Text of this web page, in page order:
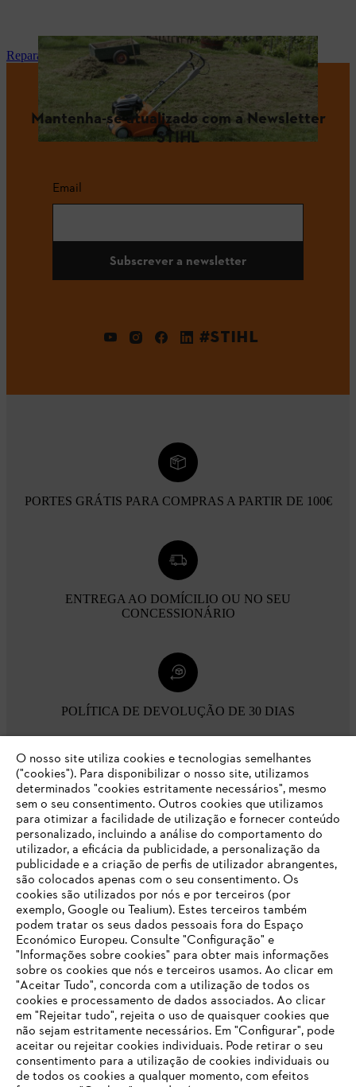
Reparação e manutenção
Mantenha-se atualizado com a Newsletter
STIHL
Email
Subscrever a newsletter
#STIHL
PORTES GRÁTIS PARA COMPRAS A PARTIR DE 100€
ENTREGA AO DOMÍCILIO OU NO SEU
CONCESSIONÁRIO
POLÍTICA DE DEVOLUÇÃO DE 30 DIAS
Opções de pagamento
Empresa
FAQs Loja Online
Contacto
O SEU NAVEGADOR NÃO SUPORTA
ESTE WEBSITE
Está utilizar um navegador que ainda não suportamos. Para
obter o melhor uso de nosso site, recomendamos que altere
para um dos seguintes navegadores:
O nosso site utiliza cookies e tecnologias semelhantes
("cookies"). Para disponibilizar o nosso site, utilizamos
determinados "cookies estritamente necessários", mesmo
sem o seu consentimento. Outros cookies que utilizamos
para otimizar a facilidade de utilização e fornecer conteúdo
personalizado, incluindo a análise do comportamento do
utilizador, a eficácia da publicidade, a personalização da
publicidade e a criação de perfis de utilizador abrangentes,
são colocados apenas com o seu consentimento. Os
cookies são utilizados por nós e por terceiros (por
exemplo, Google ou Tealium). Estes terceiros também
podem tratar os seus dados pessoais fora do Espaço
Económico Europeu. Consulte "Configuração" e
"Informações sobre cookies" para obter mais informações
sobre os cookies que nós e terceiros usamos. Ao clicar em
"Aceitar Tudo", concorda com a utilização de todos os
cookies e processamento de dados associados. Ao clicar
em "Rejeitar tudo", rejeita o uso de quaisquer cookies que
não sejam estritamente necessários. Em "Configurar", pode
aceitar ou rejeitar cookies individuais. Pode retirar o seu
consentimento para a utilização de cookies individuais ou
de todos os cookies a qualquer momento, com efeitos